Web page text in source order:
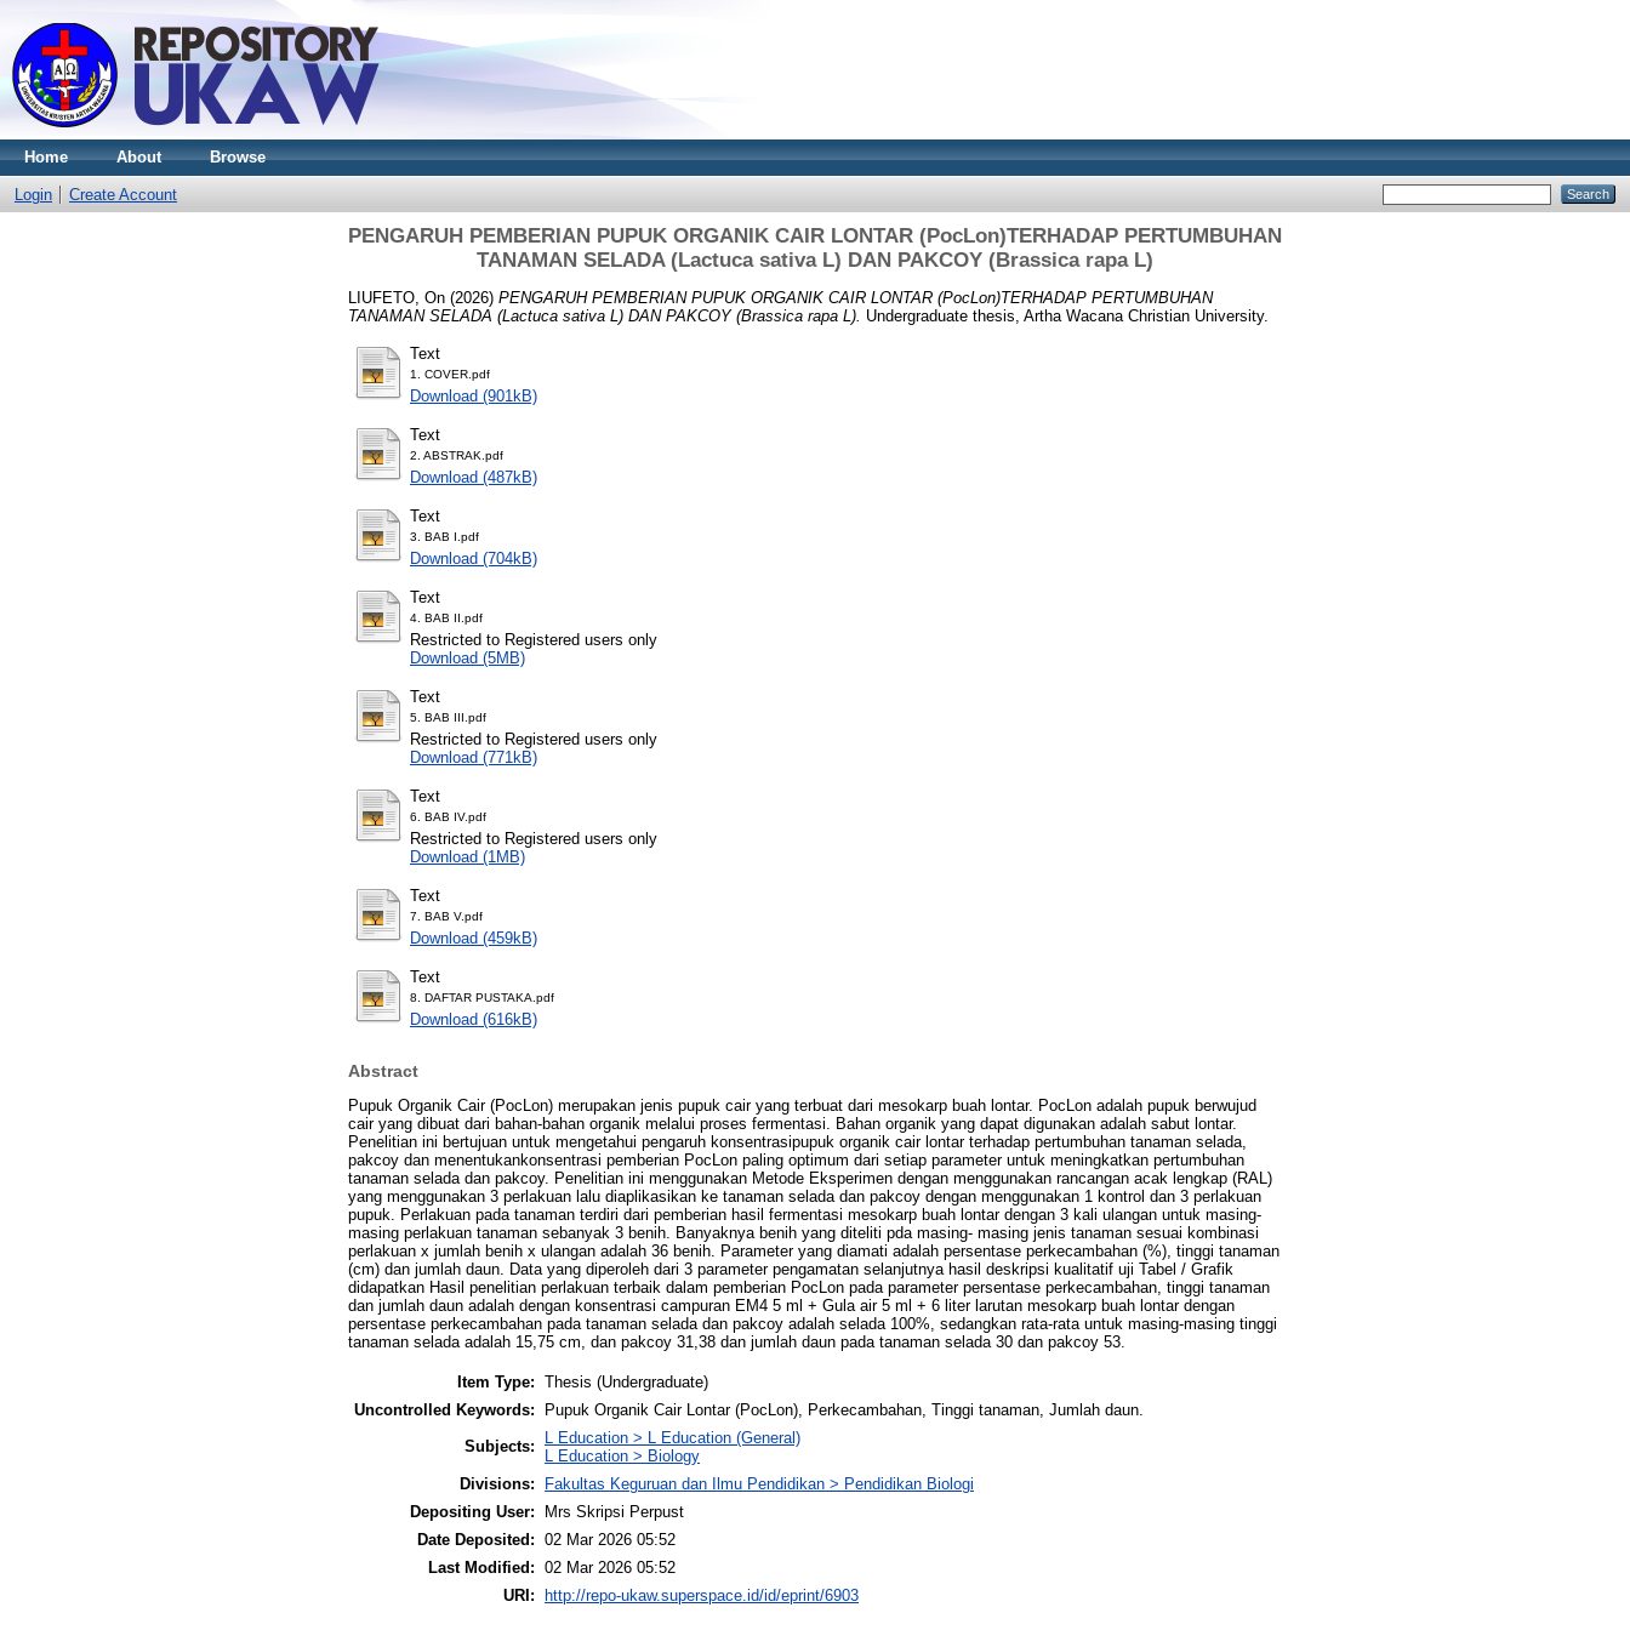
Home About Browse
Login Create Account
PENGARUH PEMBERIAN PUPUK ORGANIK CAIR LONTAR (PocLon)TERHADAP PERTUMBUHAN
TANAMAN SELADA (Lactuca sativa L) DAN PAKCOY (Brassica rapa L)
LIUFETO, On (2026) PENGARUH PEMBERIAN PUPUK ORGANIK CAIR LONTAR (PocLon)TERHADAP PERTUMBUHAN
TANAMAN SELADA (Lactuca sativa L) DAN PAKCOY (Brassica rapa L). Undergraduate thesis, Artha Wacana Christian University.
Text
1. COVER.pdf
Download (901kB)
Text
2. ABSTRAK.pdf
Download (487kB)
Text
3. BAB I.pdf
Download (704kB)
Text
4. BAB II.pdf
Restricted to Registered users only
Download (5MB)
Text
5. BAB III.pdf
Restricted to Registered users only
Download (771kB)
Text
6. BAB IV.pdf
Restricted to Registered users only
Download (1MB)
Text
7. BAB V.pdf
Download (459kB)
Text
8. DAFTAR PUSTAKA.pdf
Download (616kB)
Abstract
Pupuk Organik Cair (PocLon) merupakan jenis pupuk cair yang terbuat dari mesokarp buah lontar. PocLon adalah pupuk berwujud
cair yang dibuat dari bahan-bahan organik melalui proses fermentasi. Bahan organik yang dapat digunakan adalah sabut lontar.
Penelitian ini bertujuan untuk mengetahui pengaruh konsentrasipupuk organik cair lontar terhadap pertumbuhan tanaman selada,
pakcoy dan menentukankonsentrasi pemberian PocLon paling optimum dari setiap parameter untuk meningkatkan pertumbuhan
tanaman selada dan pakcoy. Penelitian ini menggunakan Metode Eksperimen dengan menggunakan rancangan acak lengkap (RAL)
yang menggunakan 3 perlakuan lalu diaplikasikan ke tanaman selada dan pakcoy dengan menggunakan 1 kontrol dan 3 perlakuan
pupuk. Perlakuan pada tanaman terdiri dari pemberian hasil fermentasi mesokarp buah lontar dengan 3 kali ulangan untuk masing-
masing perlakuan tanaman sebanyak 3 benih. Banyaknya benih yang diteliti pda masing- masing jenis tanaman sesuai kombinasi
perlakuan x jumlah benih x ulangan adalah 36 benih. Parameter yang diamati adalah persentase perkecambahan (%), tinggi tanaman
(cm) dan jumlah daun. Data yang diperoleh dari 3 parameter pengamatan selanjutnya hasil deskripsi kualitatif uji Tabel / Grafik
didapatkan Hasil penelitian perlakuan terbaik dalam pemberian PocLon pada parameter persentase perkecambahan, tinggi tanaman
dan jumlah daun adalah dengan konsentrasi campuran EM4 5 ml + Gula air 5 ml + 6 liter larutan mesokarp buah lontar dengan
persentase perkecambahan pada tanaman selada dan pakcoy adalah selada 100%, sedangkan rata-rata untuk masing-masing tinggi
tanaman selada adalah 15,75 cm, dan pakcoy 31,38 dan jumlah daun pada tanaman selada 30 dan pakcoy 53.
Item Type: Thesis (Undergraduate)
Uncontrolled Keywords:
Pupuk Organik Cair Lontar (PocLon), Perkecambahan, Tinggi tanaman, Jumlah daun.
Subjects:
L Education > L Education (General)
L Education > Biology
Divisions:
Fakultas Keguruan dan Ilmu Pendidikan > Pendidikan Biologi
Depositing User:
Mrs Skripsi Perpust
Date Deposited: 02 Mar 2026 05:52
Last Modified: 02 Mar 2026 05:52
URI:
http://repo-ukaw.superspace.id/id/eprint/6903